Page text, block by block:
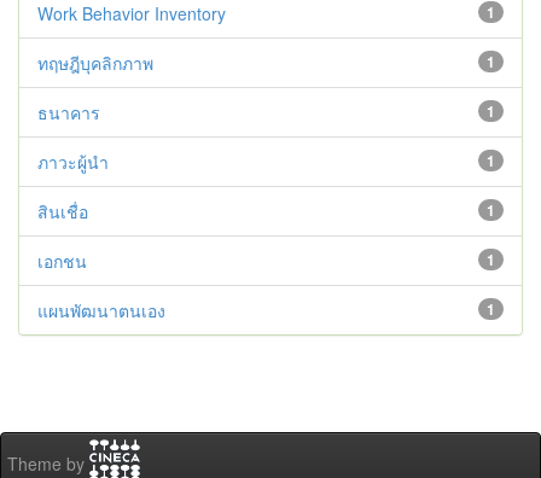
1
Work Behavior Inventory
1
ทฤษฎีบุคลิกภาพ
1
ธนาคาร
1
ภาวะผู้นำ
1
สินเชื่อ
1
เอกชน
1
แผนพัฒนาตนเอง
Theme by